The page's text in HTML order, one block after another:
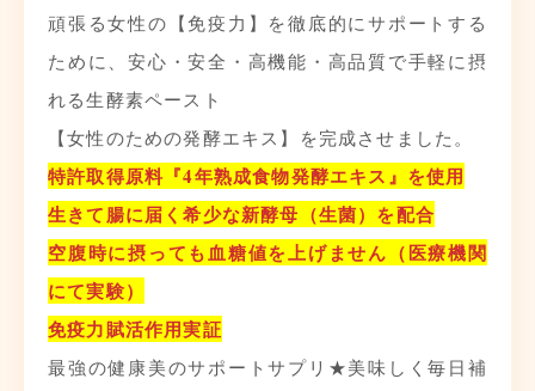
頑張る女性の【免疫力】を徹底的にサポートする
ために、安心・安全・高機能・高品質で手軽に摂
れる生酵素ペースト
【女性のための発酵エキス】を完成させました。
特許取得原料『4年熟成食物発酵エキス』を使用
生きて腸に届く希少な新酵母（生菌）を配合
空腹時に摂っても血糖値を上げません（医療機関
にて実験）
免疫力賦活作用実証
最強の健康美のサポートサプリ★美味しく毎日補